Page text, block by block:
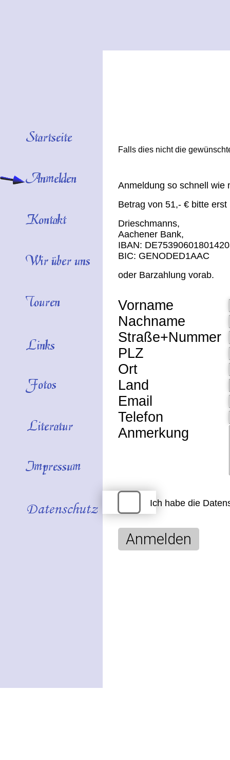
Falls dies nicht die
Anmeldung so schnell wie
Betrag von 51,- € bitte
Drieschmanns,
Aachener Bank,
IBAN:
BIC: GENODED1AAC
oder Barzahlung vorab.
Vorname
Nachname
Straße+Nummer
PLZ
Ort
Land
Email
Telefon
Anmerkung
Ich habe die